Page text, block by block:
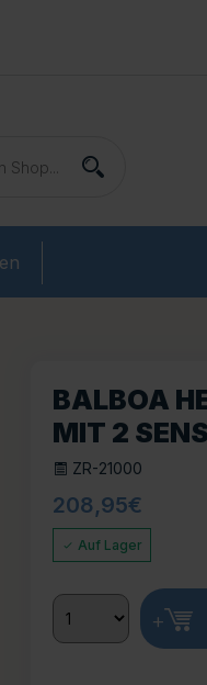
BALBOA
MIT 2
ZR-21000
208,95€
Auf Lager
+